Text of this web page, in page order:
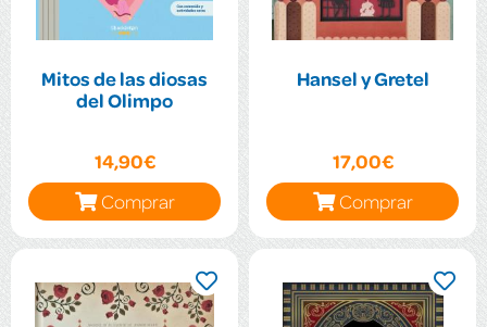
Mitos de las diosas
del Olimpo
14,90€
Comprar
Hansel y Gretel
17,00€
Comprar